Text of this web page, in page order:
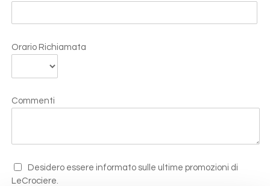
Orario Richiamata
Commenti
Desidero essere informato sulle ultime promozioni di
LeCrociere.